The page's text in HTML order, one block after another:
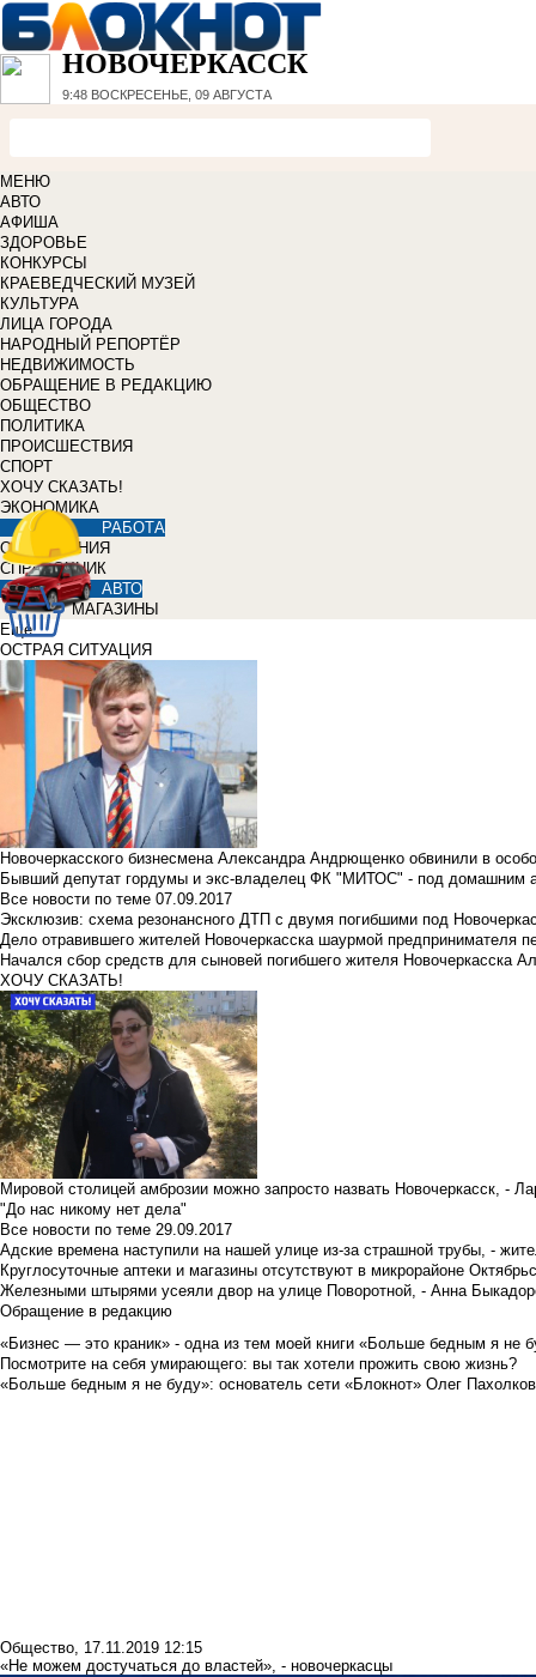
НОВОЧЕРКАССК
9:48 ВОСКРЕСЕНЬЕ, 09 АВГУСТА
МЕНЮ
АВТО
АФИША
ЗДОРОВЬЕ
КОНКУРСЫ
КРАЕВЕДЧЕСКИЙ МУЗЕЙ
КУЛЬТУРА
ЛИЦА ГОРОДА
НАРОДНЫЙ РЕПОРТЁР
НЕДВИЖИМОСТЬ
ОБРАЩЕНИЕ В РЕДАКЦИЮ
ОБЩЕСТВО
ПОЛИТИКА
ПРОИСШЕСТВИЯ
СПОРТ
ХОЧУ СКАЗАТЬ!
ЭКОНОМИКА
РАБОТА
ОБЪЯВЛЕНИЯ
СПРАВОЧНИК
АВТО
МАГАЗИНЫ
Еще
ОСТРАЯ СИТУАЦИЯ
Новочеркасского бизнесмена Александра Андрющенко обвинили в
Бывший депутат гордумы и экс-владелец ФК "МИТОС" - под домашним
Все новости по теме 07.09.2017
Эксклюзив: схема резонансного ДТП с двумя погибшими под
Дело отравившего жителей Новочеркасска шаурмой предпринимателя
Начался сбор средств для сыновей погибшего жителя Новочеркасска
ХОЧУ СКАЗАТЬ!
Мировой столицей амброзии можно запросто назвать Новочеркасск, -
"До нас никому нет дела"
Все новости по теме 29.09.2017
Адские времена наступили на нашей улице из-за страшной трубы, -
Круглосуточные аптеки и магазины отсутствуют в микрорайоне
Железными штырями усеяли двор на улице Поворотной, - Анна
Обращение в редакцию
«Бизнес — это краник» - одна из тем моей книги «Больше бедным я не
Посмотрите на себя умирающего: вы так хотели прожить свою жизнь?
«Больше бедным я не буду»: основатель сети «Блокнот» Олег Пахолков
Общество, 17.11.2019 12:15
«Не можем достучаться до властей», - новочеркасцы